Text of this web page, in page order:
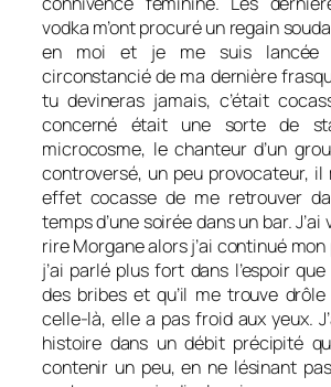
vodka m’ont procuré un regain
en moi et je me suis lancée
circonstancié de ma dernière
tu devineras jamais, c’était
concerné était une sorte de
microcosme, le chanteur d’un
controversé, un peu provocateur, il
effet cocasse de me retrouver
temps d’une soirée dans un bar.
rire Morgane alors j’ai continué
j’ai parlé plus fort dans l’espoir
des bribes et qu’il me trouve
celle-là, elle a pas froid aux yeux.
histoire dans un débit précipité
contenir un peu, en ne lésinant